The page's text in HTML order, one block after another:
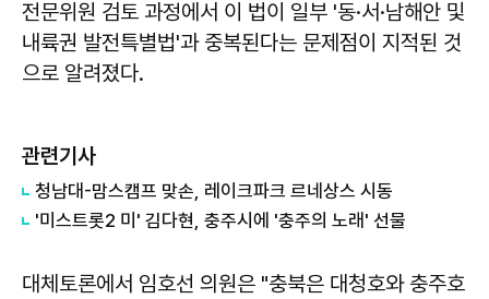
전문위원 검토 과정에서 이 법이 일부 '동·서·남해안 및
내륙권 발전특별법'과 중복된다는 문제점이 지적된 것
으로 알려졌다.
관련기사
청남대-맘스캠프 맞손, 레이크파크 르네상스 시동
'미스트롯2 미' 김다현, 충주시에 '충주의 노래' 선물
대체토론에서 임호선 의원은 "충북은 대청호와 충주호